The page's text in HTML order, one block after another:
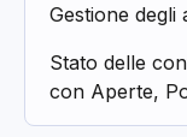
Gestione degli
Stato delle
con Aperte,